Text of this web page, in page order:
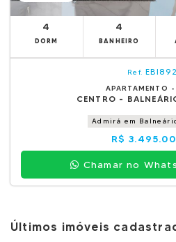
4
DORM
4
BANHEIRO
Ref.
APARTAMENTO
CENTRO -
Admirá em
R$
Chamar no
Últimos imóveis